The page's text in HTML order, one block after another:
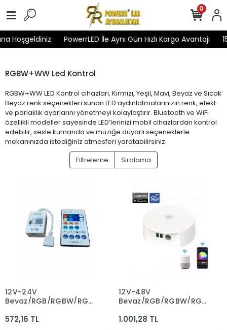
Hoşgeldiniz PowerrLED İle Aynı Gün Hızlı Kargo Avantajı
0
RGBW+WW Led Kontrol
RGBW+WW LED Kontrol cihazları, Kırmızı, Yeşil, Mavi, Beyaz ve Sıcak
Beyaz renk seçenekleri sunan LED aydınlatmalarınızın renk, efekt
ve parlaklık ayarlarını yönetmeyi kolaylaştırır. Bluetooth ve WiFi
özellikli modeller sayesinde LED’lerinizi mobil cihazlardan kontrol
edebilir, sesle kumanda ve müziğe duyarlı seçeneklerle
mekanınızda istediğiniz atmosferi yaratabilirsiniz.
Filtreleme
Sıralama
12V-24V
Beyaz/RGB/RGBW/RGBCCT
Bluetooth lu Wifi Led
572,16 TL
12V-48V
Beyaz/RGB/RGBW/RGBCCT
Duyarlı Wifi Ufo Led
1.001,28 TL